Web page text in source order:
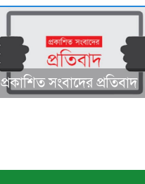
প্রকাশিত সংবাদের প্রতিবাদ